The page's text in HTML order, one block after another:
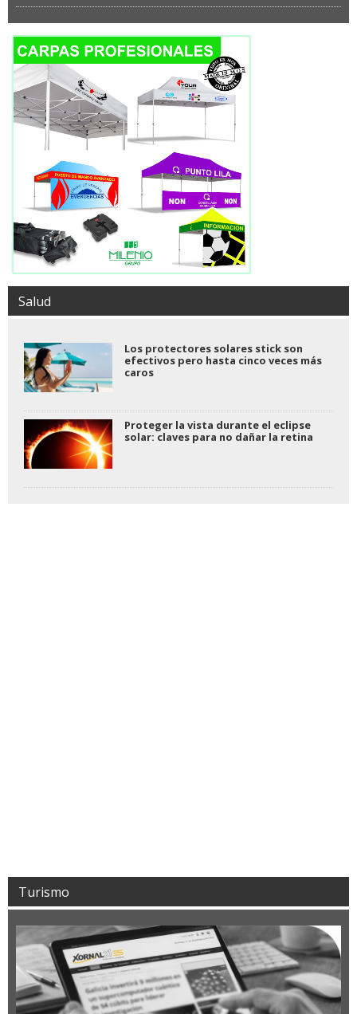
Salud
Los protectores solares stick son
efectivos pero hasta cinco veces más
caros
Proteger la vista durante el eclipse
solar: claves para no dañar la retina
Turismo